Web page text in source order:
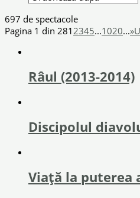
697 de spectacole
Pagina 1 din 281 2345...1020...»
Râul (2013-2014)
Discipolul
Viață la puterea